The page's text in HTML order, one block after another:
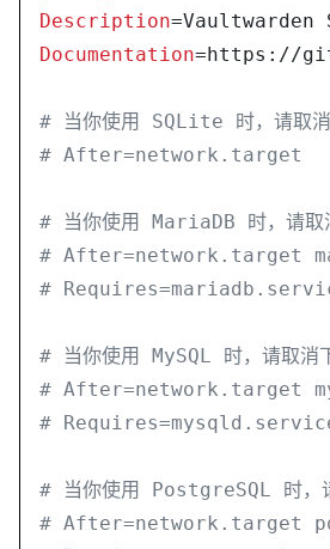
Description=Vaultwarden
Documentation=https://
# 当你使用 SQLite 时，请取消
# After=network.target
# 当你使用 MariaDB 时，请取
# After=network.target
#
# 当你使用 MySQL 时，请取消
# After=network.target
#
# 当你使用 PostgreSQL 时，
# After=network.target